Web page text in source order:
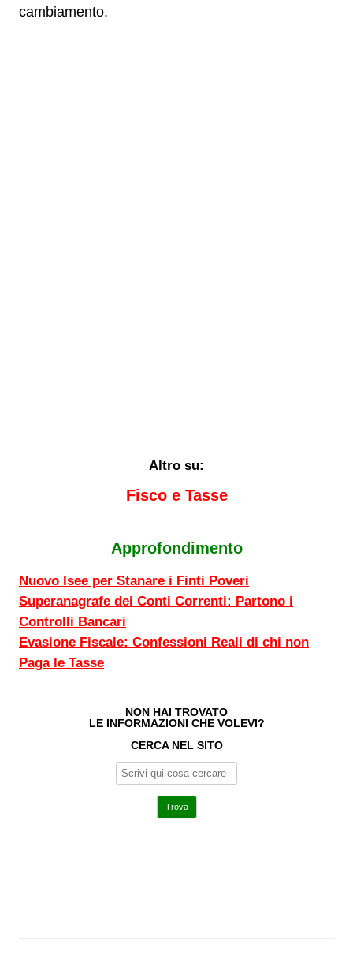
cambiamento.
Altro su:
Fisco e Tasse
Approfondimento
Nuovo Isee per Stanare i Finti Poveri
Superanagrafe dei Conti Correnti: Partono i
Controlli Bancari
Evasione Fiscale: Confessioni Reali di chi non
Paga le Tasse
NON HAI TROVATO
LE INFORMAZIONI CHE VOLEVI?
CERCA NEL SITO